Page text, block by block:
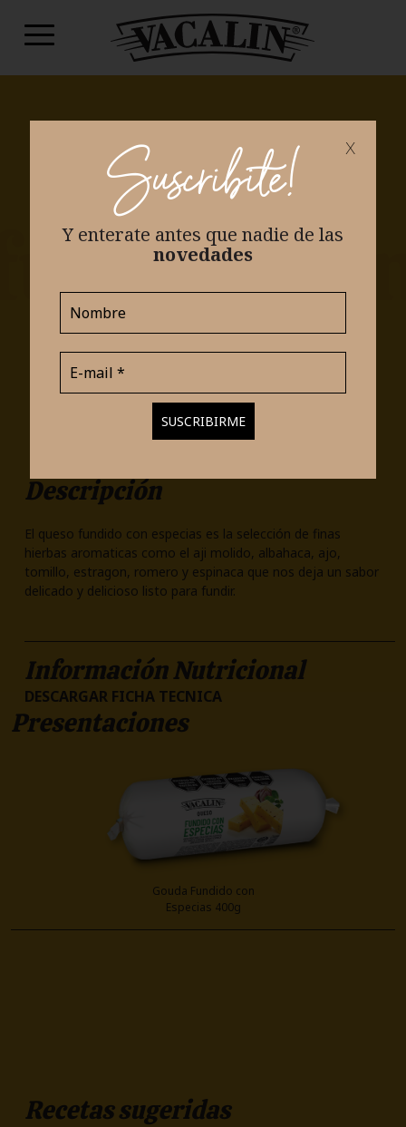
x
Suscribite!
Y enterate antes que nadie de las
novedades
Presentaciones
Gouda Fundido con
Especias 400g
Descripción
El queso fundido con especias es la selección de finas
hierbas aromaticas como el aji molido, albahaca, ajo,
tomillo, estragon, romero y espinaca que nos deja un sabor
delicado y delicioso listo para fundir.
Información Nutricional
DESCARGAR FICHA TECNICA
Recetas sugeridas